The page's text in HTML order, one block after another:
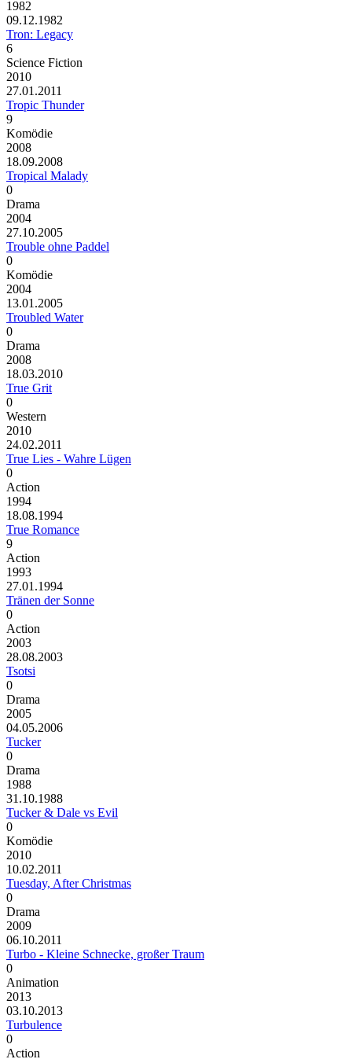
1982
09.12.1982
Tron: Legacy
6
Science Fiction
2010
27.01.2011
Tropic Thunder
9
Komödie
2008
18.09.2008
Tropical Malady
0
Drama
2004
27.10.2005
Trouble ohne Paddel
0
Komödie
2004
13.01.2005
Troubled Water
0
Drama
2008
18.03.2010
True Grit
0
Western
2010
24.02.2011
True Lies - Wahre Lügen
0
Action
1994
18.08.1994
True Romance
9
Action
1993
27.01.1994
Tränen der Sonne
0
Action
2003
28.08.2003
Tsotsi
0
Drama
2005
04.05.2006
Tucker
0
Drama
1988
31.10.1988
Tucker & Dale vs Evil
0
Komödie
2010
10.02.2011
Tuesday, After Christmas
0
Drama
2009
06.10.2011
Turbo - Kleine Schnecke, großer Traum
0
Animation
2013
03.10.2013
Turbulence
0
Action